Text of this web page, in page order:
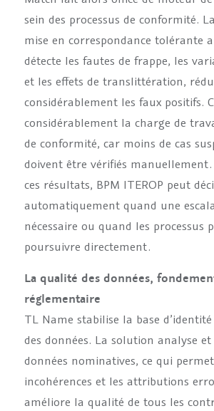
sein des processus de conformité.
mise en correspondance tolérante
détecte les fautes de frappe, les
et les effets de translittération,
considérablement les faux positifs.
considérablement la charge de
de conformité, car moins de cas
doivent être vérifiés manuellement.
ces résultats, BPM ITEROP peut
automatiquement quand une
nécessaire ou quand les processus
poursuivre directement.
La qualité des données,
réglementaire
TL Name stabilise la base
des données. La solution analyse
données nominatives, ce qui
incohérences et les attributions
améliore la qualité de tous les